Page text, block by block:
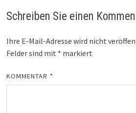
Schreiben Sie einen
Ihre E-Mail-Adresse wird nicht
Felder sind mit * markiert
KOMMENTAR *